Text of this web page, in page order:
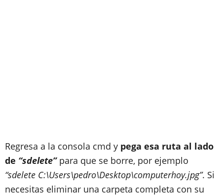
Regresa a la consola cmd y pega esa ruta al lado
de “sdelete” para que se borre, por ejemplo
“sdelete C:\Users\pedro\Desktop\computerhoy.jpg”. Si
necesitas eliminar una carpeta completa con su